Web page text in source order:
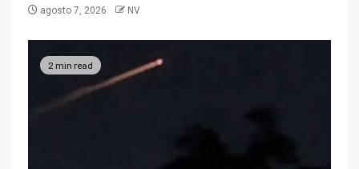
agosto 7, 2026 NV
2 min read